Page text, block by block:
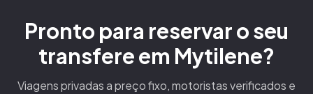
Pronto para reservar o seu
transfere em Mytilene?
Viagens privadas a preço fixo, motoristas verificados e